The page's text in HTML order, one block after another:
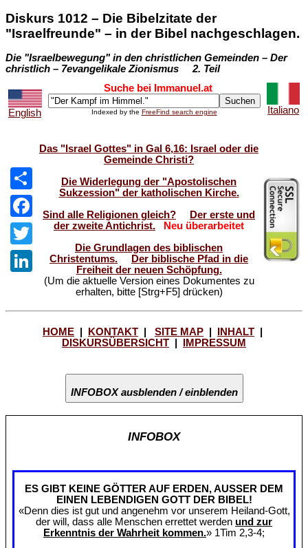
Diskurs 1012 – Die Bibelzitate der
"Israelfreunde" – in der Bibel nachgeschlagen.
Die "Israelbewegung" in den christlichen Gemeinden – Der
christlich – 7evangelikale Zionismus 2. Teil
English
Suche bei Immanuel.at
Indexed by the FreeFind search engine Italiano
Share
Facebook
Twitter
LinkedIn
Das "Israel Gottes" in Gal 6,16: Israel oder die
Gemeinde Christi?
Die Widerlegung der "Apostolischen
Sukzession" der katholischen Kirche.
Sind alle Religionen gleich?
Der erste und
der zweite Antichrist.
Neu überarbeitet
Die Grundlagen des biblischen
Christentums.
Der biblische Pfad in die
Freiheit der neuen Schöpfung.
(Um die aktuelle Version eines Dokumentes zu
erhalten, bitte [Strg+F5] drücken)
HOME KONTAKT SITE MAP INHALT
DISKURSÜBERSICHT
IMPRESSUM
INFOBOX ausblenden / einblenden
INFOBOX
ES GIBT KEINE GÖTTER AUF ERDEN, AUSSER DEM
EINEN LEBENDIGEN GOTT DER BIBEL!
«Denn dies ist gut und angenehm vor unserem Heiland-Gott,
der will, dass alle Menschen errettet werden und zur
Erkenntnis der Wahrheit kommen.» 1Tim 2,3-4;